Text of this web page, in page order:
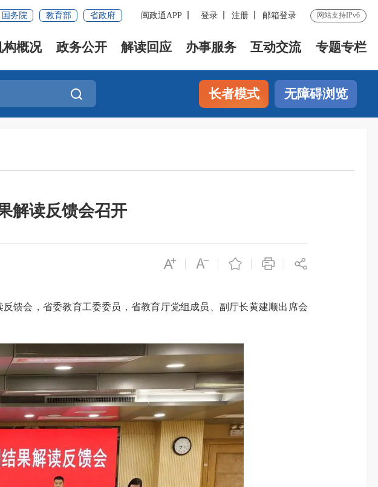
国务院 教育部 省政府 闽政通APP 登录 注册 邮箱登录 网站支持IPv6
构概况 政务公开 解读回应 办事服务 互动交流 专题专栏
长者模式 无障碍浏览
解读反馈会召开
会，省委教育工委委员，省教育厅党组成员、副厅长黄建顺出席会